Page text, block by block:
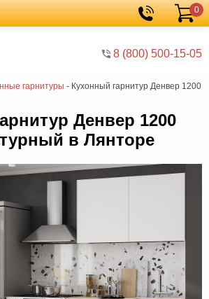
8 (800) 500-15-05
Корзина
0
гарнитуры - Кухонный гарнитур Денвер 1200
Денвер 1200
в Лянторе